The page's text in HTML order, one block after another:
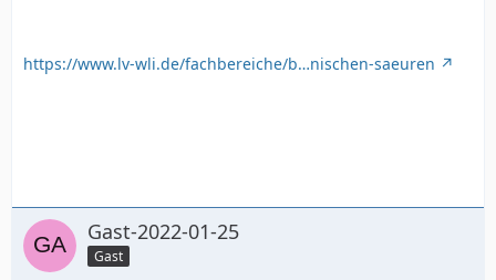
https://www.lv-wli.de/fachbereiche/b…nischen-saeuren
Gast-2022-01-25
Gast